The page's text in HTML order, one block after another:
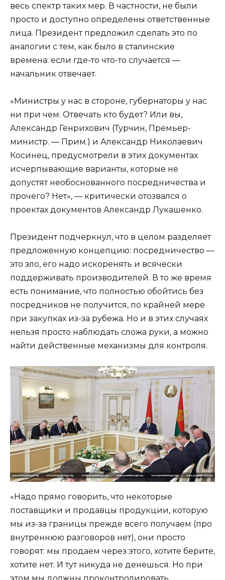
весь спектр таких мер. В частности, не были
просто и доступно определены ответственные
лица. Президент предложил сделать это по
аналогии с тем, как было в сталинские
времена: если где-то что-то случается —
начальник отвечает.
«Министры у нас в стороне, губернаторы у нас
ни при чем. Отвечать кто будет? Или вы,
Александр Генрихович (Турчин, Премьер-
министр. — Прим.) и Александр Николаевич
Косинец, предусмотрели в этих документах
исчерпывающие варианты, которые не
допустят необоснованного посредничества и
прочего? Нет», — критически отозвался о
проектах документов Александр Лукашенко.
Президент подчеркнул, что в целом разделяет
предложенную концепцию: посредничество —
это зло, его надо искоренять и всячески
поддерживать производителей. В то же время
есть понимание, что полностью обойтись без
посредников не получится, по крайней мере
при закупках из-за рубежа. Но и в этих случаях
нельзя просто наблюдать сложа руки, а можно
найти действенные механизмы для контроля.
«Надо прямо говорить, что некоторые
поставщики и продавцы продукции, которую
мы из-за границы прежде всего получаем (про
внутреннюю разговоров нет), они просто
говорят: мы продаем через этого, хотите берите,
хотите нет. И тут никуда не денешься. Но при